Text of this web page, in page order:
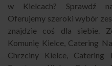
w Kielcach? Sprawdź
Oferujemy szeroki wybór
znajdzie coś dla siebie.
Komunię Kielce, Catering
Chrzciny Kielce
Catering